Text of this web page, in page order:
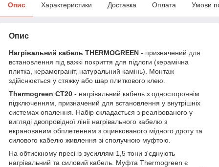
Опис Характеристики Доставка Оплата Умови
Опис
Нагрівальний кабель THERMOGREEN - призначений для
встановлення під важкі покриття для підлоги (керамічна
плитка, керамограніт, натуральний камінь). Монтаж
здійснюється у стяжку або шар плиткового клею.
Thermogreen CT20 - нагрівальний кабель з одностороннім
підключенням, призначений для встановлення у внутрішніх
системах опалення. Набір складається з реалізованого у
вигляді двопровідної лінії нагрівального кабелю з
екранованим обплетенням з оцинкованого мідного дроту та
силового кабелю живлення зі сполучною муфтою.
На обтискному пресі із зусиллям 1,5 тони з'єднують
нагрівальний та силовий кабель. Муфта Thermogreen є